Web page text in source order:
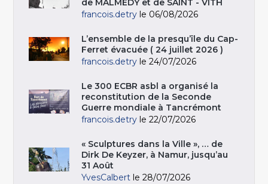
de MALMEDY et de SAINT - VITH
francois.detry le 06/08/2026
L’ensemble de la presqu’île du Cap-
Ferret évacuée ( 24 juillet 2026 )
francois.detry le 24/07/2026
Le 300 ECBR asbl a organisé la
reconstitution de la Seconde
Guerre mondiale à Tancrémont
francois.detry le 22/07/2026
« Sculptures dans la Ville », … de
Dirk De Keyzer, à Namur, jusqu’au
31 Août
YvesCalbert le 28/07/2026